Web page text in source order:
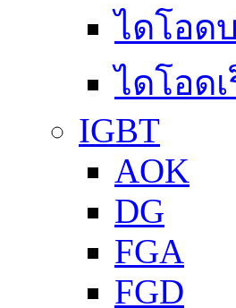
ไดโอด
ไดโอด
IGBT
AOK
DG
FGA
FGD